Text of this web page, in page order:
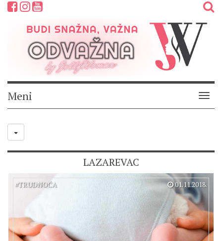
Meni
Meni
LAZAREVAC
#TRUDNOĆA 01.11.2018.